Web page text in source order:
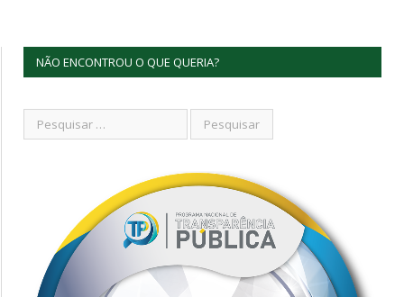
NÃO ENCONTROU O QUE QUERIA?